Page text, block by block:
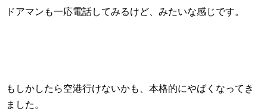
ドアマンも一応電話してみるけど、みたいな感じです。
もしかしたら空港行けないかも、本格的にやばくなってき
ました。